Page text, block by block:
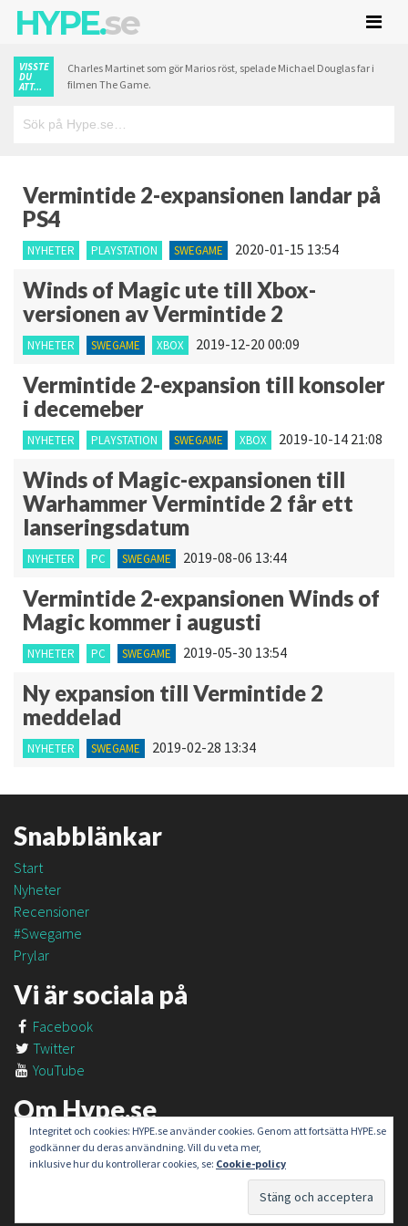
HYPE.se
VISSTE
DU
ATT...
Charles Martinet som gör Marios röst, spelade Michael Douglas far i
filmen The Game.
Vermintide 2-expansionen landar på
PS4
NYHETER PLAYSTATION SWEGAME 2020-01-15 13:54
Winds of Magic ute till Xbox-
versionen av Vermintide 2
NYHETER SWEGAME XBOX 2019-12-20 00:09
Vermintide 2-expansion till konsoler
i decemeber
NYHETER PLAYSTATION SWEGAME XBOX 2019-10-14 21:08
Winds of Magic-expansionen till
Warhammer Vermintide 2 får ett
lanseringsdatum
NYHETER PC SWEGAME 2019-08-06 13:44
Vermintide 2-expansionen Winds of
Magic kommer i augusti
NYHETER PC SWEGAME 2019-05-30 13:54
Ny expansion till Vermintide 2
meddelad
NYHETER SWEGAME 2019-02-28 13:34
Snabblänkar
Start
Nyheter
Recensioner
#Swegame
Prylar
Vi är sociala på
Facebook
Twitter
YouTube
Om Hype.se
Om oss
Om #SweGame
Integritet och cookies: HYPE.se använder cookies. Genom att fortsätta HYPE.se
godkänner du deras användning. Vill du veta mer,
inklusive hur du kontrollerar cookies, se: Cookie-policy